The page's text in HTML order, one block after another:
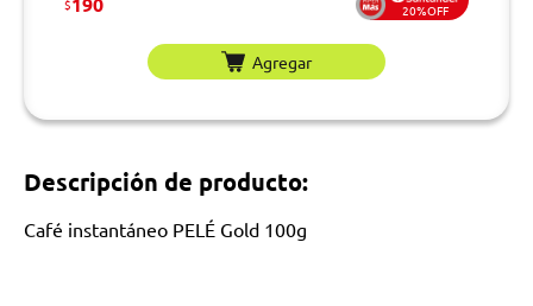
$ 20%OFF
Agregar
Descripción de producto:
Café instantáneo PELÉ Gold 100g